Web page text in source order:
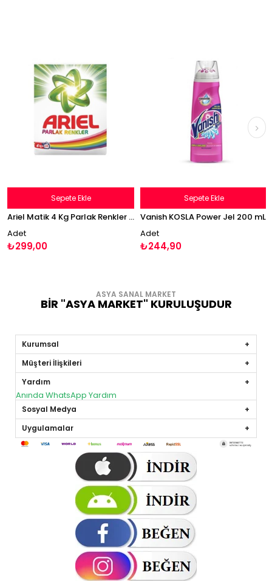
Ariel Matik 4 Kg Parlak Renkler arielmatik
Adet
₺299,00
Sepete Ekle
Vanish KOSLA Power Jel 200 mL
Adet
₺244,90
Sepete Ekle
ASYA SANAL MARKET
BİR "ASYA MARKET" KURULUŞUDUR
Kurumsal
Müşteri İlişkileri
Yardım
Anında WhatsApp Yardım
Sosyal Medya
Uygulamalar